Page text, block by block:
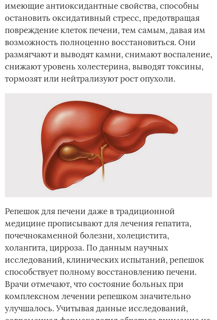
имеющие антиоксидантные свойства, способны
остановить оксидативный стресс, предотвращая
повреждение клеток печени, тем самым, давая им
возможность полноценно восстановиться. Они
размягчают и выводят камни, снимают воспаление,
снижают уровень холестерина, выводят токсины,
тормозят или нейтрализуют рост опухоли.
Репешок для печени даже в традиционной
медицине прописывают для лечения гепатита,
почечнокаменной болезни, холецистита,
холангита, цирроза. По данным научных
исследований, клинических испытаний, репешок
способствует полному восстановлению печени.
Врачи отмечают, что состояние больных при
комплексном лечении репешком значительно
улучшалось. Учитывая данные исследований,